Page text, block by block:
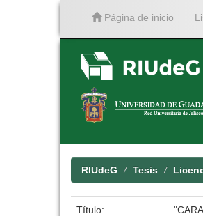
Página de inicio
RIUdeG Tesis
Título: